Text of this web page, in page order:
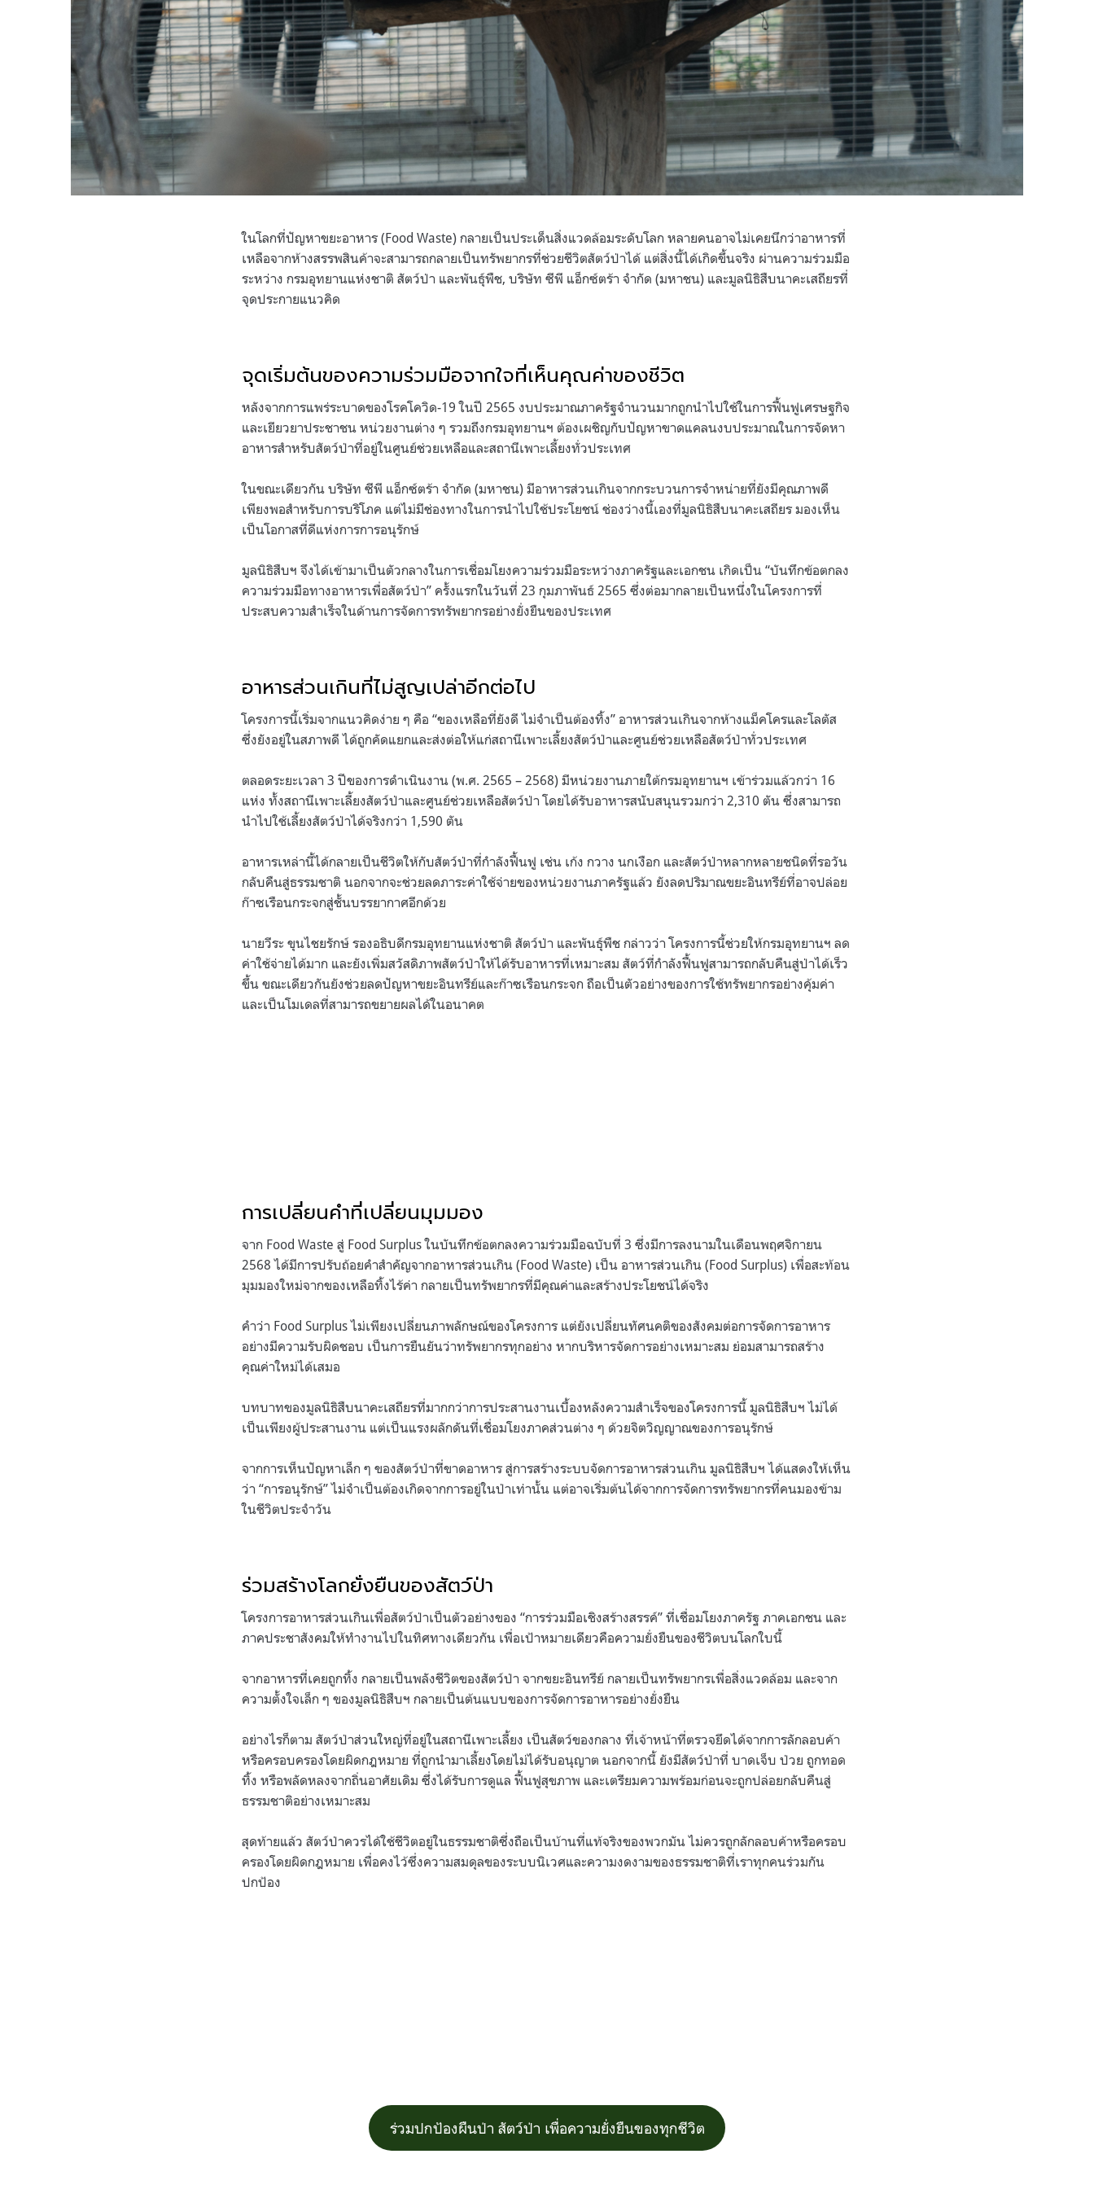
ในโลกที่ปัญหาขยะอาหาร (Food Waste) กลายเป็นประเด็นสิ่งแวดล้อมระดับโลก หลายคนอาจไม่เคยนึกว่าอาหารที่
เหลือจากห้างสรรพสินค้าจะสามารถกลายเป็นทรัพยากรที่ช่วยชีวิตสัตว์ป่าได้ แต่สิ่งนี้ได้เกิดขึ้นจริง ผ่านความร่วมมือ
ระหว่าง กรมอุทยานแห่งชาติ สัตว์ป่า และพันธุ์พืช, บริษัท ซีพี แอ็กซ์ตร้า จำกัด (มหาชน) และมูลนิธิสืบนาคะเสถียรที่
จุดประกายแนวคิด
จุดเริ่มต้นของความร่วมมือจากใจที่เห็นคุณค่าของชีวิต
หลังจากการแพร่ระบาดของโรคโควิด-19 ในปี 2565 งบประมาณภาครัฐจำนวนมากถูกนำไปใช้ในการฟื้นฟูเศรษฐกิจ
และเยียวยาประชาชน หน่วยงานต่าง ๆ รวมถึงกรมอุทยานฯ ต้องเผชิญกับปัญหาขาดแคลนงบประมาณในการจัดหา
อาหารสำหรับสัตว์ป่าที่อยู่ในศูนย์ช่วยเหลือและสถานีเพาะเลี้ยงทั่วประเทศ
ในขณะเดียวกัน บริษัท ซีพี แอ็กซ์ตร้า จำกัด (มหาชน) มีอาหารส่วนเกินจากกระบวนการจำหน่ายที่ยังมีคุณภาพดี
เพียงพอสำหรับการบริโภค แต่ไม่มีช่องทางในการนำไปใช้ประโยชน์ ช่องว่างนี้เองที่มูลนิธิสืบนาคะเสถียร มองเห็น
เป็นโอกาสที่ดีแห่งการการอนุรักษ์
มูลนิธิสืบฯ จึงได้เข้ามาเป็นตัวกลางในการเชื่อมโยงความร่วมมือระหว่างภาครัฐและเอกชน เกิดเป็น “บันทึกข้อตกลง
ความร่วมมือทางอาหารเพื่อสัตว์ป่า” ครั้งแรกในวันที่ 23 กุมภาพันธ์ 2565 ซึ่งต่อมากลายเป็นหนึ่งในโครงการที่
ประสบความสำเร็จในด้านการจัดการทรัพยากรอย่างยั่งยืนของประเทศ
อาหารส่วนเกินที่ไม่สูญเปล่าอีกต่อไป
โครงการนี้เริ่มจากแนวคิดง่าย ๆ คือ “ของเหลือที่ยังดี ไม่จำเป็นต้องทิ้ง” อาหารส่วนเกินจากห้างแม็คโครและโลตัส
ซึ่งยังอยู่ในสภาพดี ได้ถูกคัดแยกและส่งต่อให้แก่สถานีเพาะเลี้ยงสัตว์ป่าและศูนย์ช่วยเหลือสัตว์ป่าทั่วประเทศ
ตลอดระยะเวลา 3 ปีของการดำเนินงาน (พ.ศ. 2565 – 2568) มีหน่วยงานภายใต้กรมอุทยานฯ เข้าร่วมแล้วกว่า 16
แห่ง ทั้งสถานีเพาะเลี้ยงสัตว์ป่าและศูนย์ช่วยเหลือสัตว์ป่า โดยได้รับอาหารสนับสนุนรวมกว่า 2,310 ตัน ซึ่งสามารถ
นำไปใช้เลี้ยงสัตว์ป่าได้จริงกว่า 1,590 ตัน
อาหารเหล่านี้ได้กลายเป็นชีวิตให้กับสัตว์ป่าที่กำลังฟื้นฟู เช่น เก้ง กวาง นกเงือก และสัตว์ป่าหลากหลายชนิดที่รอวัน
กลับคืนสู่ธรรมชาติ นอกจากจะช่วยลดภาระค่าใช้จ่ายของหน่วยงานภาครัฐแล้ว ยังลดปริมาณขยะอินทรีย์ที่อาจปล่อย
ก๊าซเรือนกระจกสู่ชั้นบรรยากาศอีกด้วย
นายวีระ ขุนไชยรักษ์ รองอธิบดีกรมอุทยานแห่งชาติ สัตว์ป่า และพันธุ์พืช กล่าวว่า โครงการนี้ช่วยให้กรมอุทยานฯ ลด
ค่าใช้จ่ายได้มาก และยังเพิ่มสวัสดิภาพสัตว์ป่าให้ได้รับอาหารที่เหมาะสม สัตว์ที่กำลังฟื้นฟูสามารถกลับคืนสู่ป่าได้เร็ว
ขึ้น ขณะเดียวกันยังช่วยลดปัญหาขยะอินทรีย์และก๊าซเรือนกระจก ถือเป็นตัวอย่างของการใช้ทรัพยากรอย่างคุ้มค่า
และเป็นโมเดลที่สามารถขยายผลได้ในอนาคต
การเปลี่ยนคำที่เปลี่ยนมุมมอง
จาก Food Waste สู่ Food Surplus ในบันทึกข้อตกลงความร่วมมือฉบับที่ 3 ซึ่งมีการลงนามในเดือนพฤศจิกายน
2568 ได้มีการปรับถ้อยคำสำคัญจากอาหารส่วนเกิน (Food Waste) เป็น อาหารส่วนเกิน (Food Surplus) เพื่อสะท้อน
มุมมองใหม่จากของเหลือทิ้งไร้ค่า กลายเป็นทรัพยากรที่มีคุณค่าและสร้างประโยชน์ได้จริง
คำว่า Food Surplus ไม่เพียงเปลี่ยนภาพลักษณ์ของโครงการ แต่ยังเปลี่ยนทัศนคติของสังคมต่อการจัดการอาหาร
อย่างมีความรับผิดชอบ เป็นการยืนยันว่าทรัพยากรทุกอย่าง หากบริหารจัดการอย่างเหมาะสม ย่อมสามารถสร้าง
คุณค่าใหม่ได้เสมอ
บทบาทของมูลนิธิสืบนาคะเสถียรที่มากกว่าการประสานงานเบื้องหลังความสำเร็จของโครงการนี้ มูลนิธิสืบฯ ไม่ได้
เป็นเพียงผู้ประสานงาน แต่เป็นแรงผลักดันที่เชื่อมโยงภาคส่วนต่าง ๆ ด้วยจิตวิญญาณของการอนุรักษ์
จากการเห็นปัญหาเล็ก ๆ ของสัตว์ป่าที่ขาดอาหาร สู่การสร้างระบบจัดการอาหารส่วนเกิน มูลนิธิสืบฯ ได้แสดงให้เห็น
ว่า “การอนุรักษ์” ไม่จำเป็นต้องเกิดจากการอยู่ในป่าเท่านั้น แต่อาจเริ่มต้นได้จากการจัดการทรัพยากรที่คนมองข้าม
ในชีวิตประจำวัน
ร่วมสร้างโลกยั่งยืนของสัตว์ป่า
โครงการอาหารส่วนเกินเพื่อสัตว์ป่าเป็นตัวอย่างของ “การร่วมมือเชิงสร้างสรรค์” ที่เชื่อมโยงภาครัฐ ภาคเอกชน และ
ภาคประชาสังคมให้ทำงานไปในทิศทางเดียวกัน เพื่อเป้าหมายเดียวคือความยั่งยืนของชีวิตบนโลกใบนี้
จากอาหารที่เคยถูกทิ้ง กลายเป็นพลังชีวิตของสัตว์ป่า จากขยะอินทรีย์ กลายเป็นทรัพยากรเพื่อสิ่งแวดล้อม และจาก
ความตั้งใจเล็ก ๆ ของมูลนิธิสืบฯ กลายเป็นต้นแบบของการจัดการอาหารอย่างยั่งยืน
อย่างไรก็ตาม สัตว์ป่าส่วนใหญ่ที่อยู่ในสถานีเพาะเลี้ยง เป็นสัตว์ของกลาง ที่เจ้าหน้าที่ตรวจยึดได้จากการลักลอบค้า
หรือครอบครองโดยผิดกฎหมาย ที่ถูกนำมาเลี้ยงโดยไม่ได้รับอนุญาต นอกจากนี้ ยังมีสัตว์ป่าที่ บาดเจ็บ ป่วย ถูกทอด
ทิ้ง หรือพลัดหลงจากถิ่นอาศัยเดิม ซึ่งได้รับการดูแล ฟื้นฟูสุขภาพ และเตรียมความพร้อมก่อนจะถูกปล่อยกลับคืนสู่
ธรรมชาติอย่างเหมาะสม
สุดท้ายแล้ว สัตว์ป่าควรได้ใช้ชีวิตอยู่ในธรรมชาติซึ่งถือเป็นบ้านที่แท้จริงของพวกมัน ไม่ควรถูกลักลอบค้าหรือครอบ
ครองโดยผิดกฎหมาย เพื่อคงไว้ซึ่งความสมดุลของระบบนิเวศและความงดงามของธรรมชาติที่เราทุกคนร่วมกัน
ปกป้อง
ร่วมปกป้องผืนป่า สัตว์ป่า เพื่อความยั่งยืนของทุกชีวิต